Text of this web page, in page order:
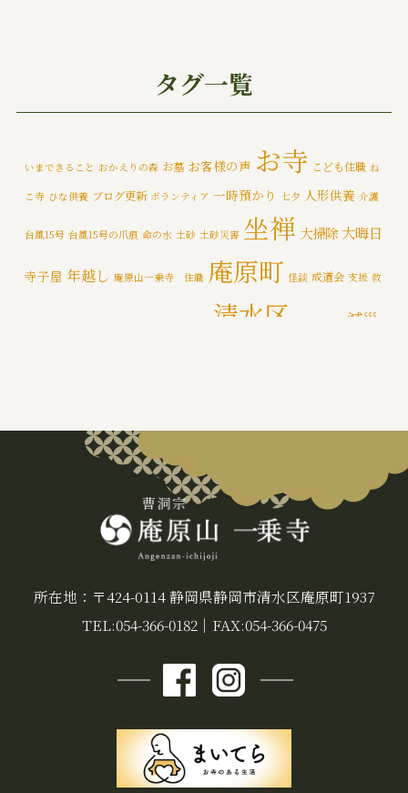
メディア情報
(5)
タグ一覧
いまできること おかえりの森 お墓 お客様の声 お寺 こども住職 ね
こ寺 ひな供養 ブログ更新 ボランティア 一時預かり 七夕 人形供養 介護
台風15号 台風15号の爪痕 命の水 土砂 土砂災害 坐禅 大掃除 大晦日
寺子屋 年越し 庵原山一乗寺 住職 庵原町 怪談 成道会 支援 救
清水区 減災
所在地：〒424-0114 静岡県静岡市清水区庵原町1937
TEL:054-366-0182｜ FAX:054-366-0475